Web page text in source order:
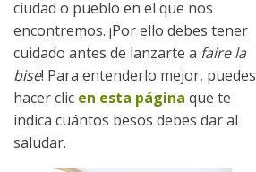
ciudad o pueblo en el que nos
encontremos. ¡Por ello debes tener
cuidado antes de lanzarte a faire la
bise! Para entenderlo mejor, puedes
hacer clic en esta página que te
indica cuántos besos debes dar al
saludar.